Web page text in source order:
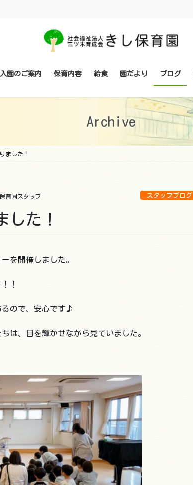
園のご案内 保育内容 給食 園だより ブログ
Archive
ました！
育園スタッフ スタッフブログ
した！
を開催しました。
！
ので、安心です♪
は、目を輝かせながら見ていました。